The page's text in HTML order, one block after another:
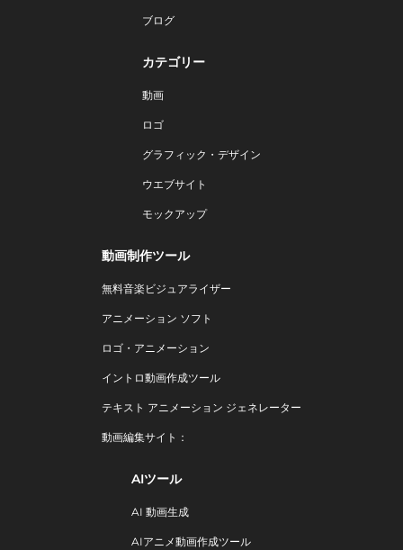
ブログ
カテゴリー
動画
ロゴ
グラフィック・デザイン
ウエブサイト
モックアップ
動画制作ツール
無料音楽ビジュアライザー
アニメーション ソフト
ロゴ・アニメーション
イントロ動画作成ツール
テキスト アニメーション ジェネレーター
動画編集サイト：
AIツール
AI 動画生成
AIアニメ動画作成ツール